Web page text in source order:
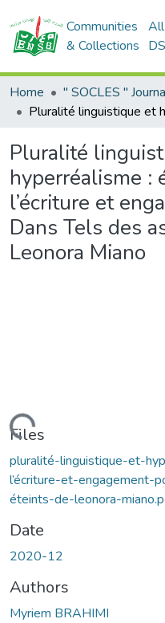
Communities
& Collections
Home " SOCLES "
Pluralité
hyperréalisme :
l’écriture et
Dans Tels des
Leonora Miano
Files
pluralité-linguistique-et-
l’écriture-et-
éteints-de-leonora-
Date
2020-12
Authors
Myriem BRAHIMI